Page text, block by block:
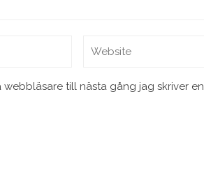
till nästa gång jag skriver en